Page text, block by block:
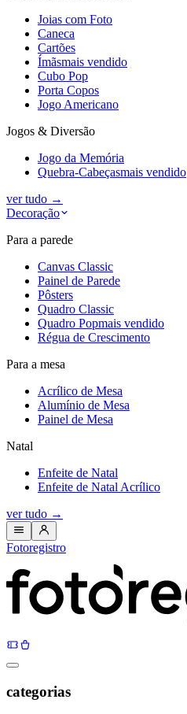
Joias com Foto
Caneca
Cartões
Ímãsmais vendido
Cubo Pop
Porta Copos
Jogo Americano
Jogos & Diversão
Jogo da Memória
Quebra-Cabeçasmais vendido
ver tudo →
Decoração
Para a parede
Canvas Classic
Painel de Parede
Pôsters
Quadro Classic
Quadro Popmais vendido
Régua de Crescimento
Para a mesa
Acrílico de Mesa
Alumínio de Mesa
Painel de Mesa
Natal
Enfeite de Natal
Enfeite de Natal Acrílico
ver tudo →
Fotoregistro
categorias